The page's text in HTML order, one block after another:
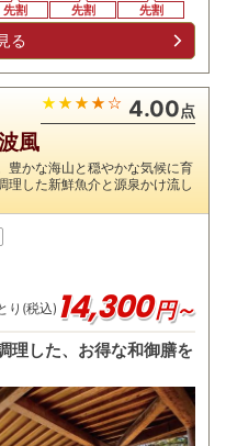
先割 先割 先割
る
4.00点
風
豊かな海山と穏やかな気候に育
理した新鮮魚介と源泉かけ流し
り(税込) 14,300円～
理した、お得な和御膳を